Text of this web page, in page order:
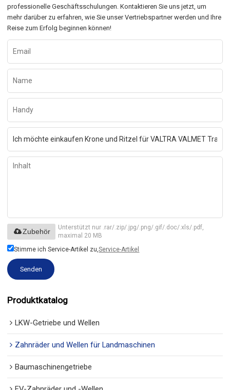
professionelle Geschäftsschulungen. Kontaktieren Sie uns jetzt, um
mehr darüber zu erfahren, wie Sie unser Vertriebspartner werden und Ihre
Reise zum Erfolg beginnen können!
Unterstützt nur .rar/.zip/.jpg/.png/.gif/.doc/.xls/.pdf,
maximal 20 MB
Zubehör
Stimme ich Service-Artikel zu,Service-Artikel
Senden
Produktkatalog
LKW-Getriebe und Wellen
Zahnräder und Wellen für Landmaschinen
Baumaschinengetriebe